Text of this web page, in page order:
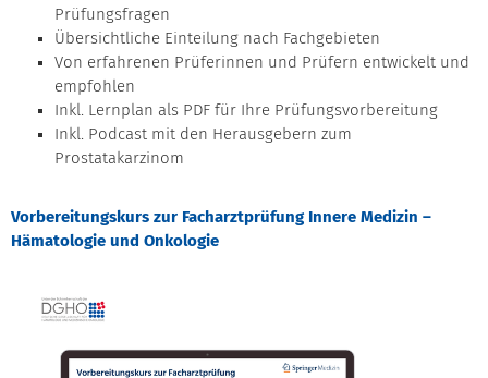
Prüfungsfragen
Übersichtliche Einteilung nach Fachgebieten
Von erfahrenen Prüferinnen und Prüfern entwickelt und
empfohlen
Inkl. Lernplan als PDF für Ihre Prüfungsvorbereitung
Inkl. Podcast mit den Herausgebern zum
Prostatakarzinom
Vorbereitungskurs zur Facharztprüfung Innere Medizin –
Hämatologie und Onkologie